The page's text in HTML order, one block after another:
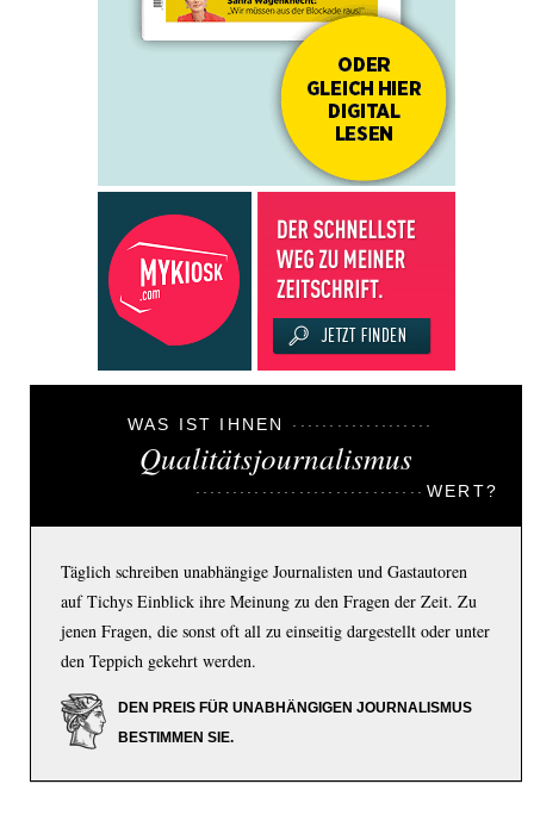
WAS IST IHNEN
Qualitätsjournalismus
WERT?
Täglich schreiben unabhängige Journalisten und Gastautoren
auf Tichys Einblick ihre Meinung zu den Fragen der Zeit. Zu
jenen Fragen, die sonst oft all zu einseitig dargestellt oder unter
den Teppich gekehrt werden.
DEN PREIS FÜR UNABHÄNGIGEN JOURNALISMUS
BESTIMMEN SIE.